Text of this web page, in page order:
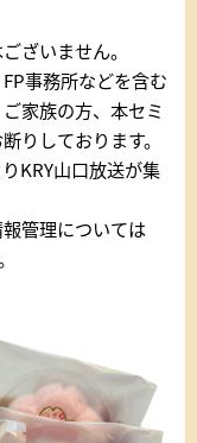
ざいません。
事務所などを含む
家族の方、本セミ
りしております。
KRY山口放送が集
管理については